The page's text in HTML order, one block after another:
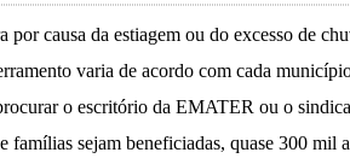
causa da estiagem ou do excesso de
varia de acordo com cada
o escritório da EMATER ou o
sejam beneficiadas, quase 300 mil